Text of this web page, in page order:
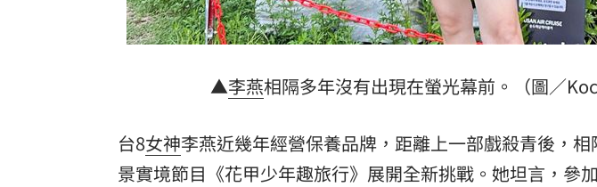
▲李燕相隔多年沒有出現在螢光幕前。（圖／
台8女神李燕近幾年經營保養品牌，距離上一部戲殺青後，
景實境節目《花甲少年趣旅行》展開全新挑戰。她坦言，參